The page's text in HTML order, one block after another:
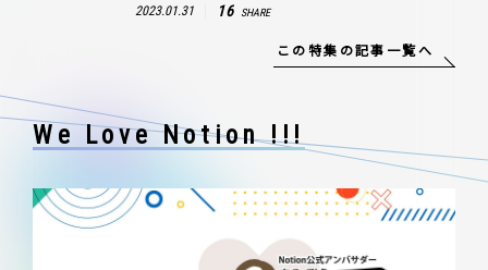
2023.01.31 16 SHARE
この特集の記事一覧へ
We Love Notion !!!